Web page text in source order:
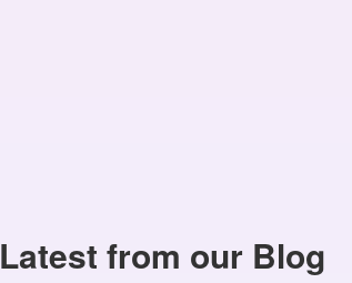
Latest from our Blog